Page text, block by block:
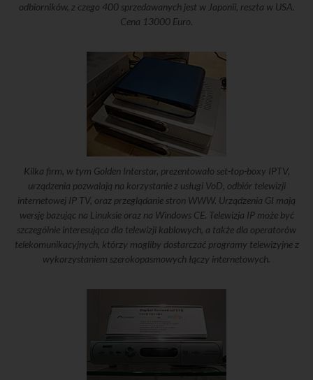
odbiorników, z czego 400 sprzedawanych jest w Japonii, reszta w USA.
Cena 13000 Euro.
Kilka firm, w tym Golden Interstar, prezentowało set-top-boxy IPTV,
urządzenia pozwalają na korzystanie z usługi VoD, odbiór telewizji
internetowej IP TV, oraz przeglądanie stron WWW. Urządzenia GI mają
wersję bazując na Linuksie oraz na Windows CE. Telewizja IP może być
szczególnie interesująca dla telewizji kablowych, a także dla operatorów
telekomunikacyjnych, którzy mogliby dostarczać programy telewizyjne z
wykorzystaniem szerokopasmowych łączy internetowych.